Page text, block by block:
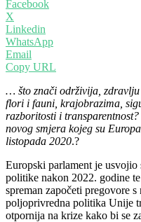
Facebook
X
Linkedin
WhatsApp
Email
Copy URL
… što znači održivija, zdravlju
flori i fauni, krajobrazima,
razboritosti i
novog smjera kojeg su
listopada 2020.?
Europski parlament je
politike nakon 2022. godine
spreman započeti pregovore
poljoprivredna politika Unije
otpornija na krize kako bi se